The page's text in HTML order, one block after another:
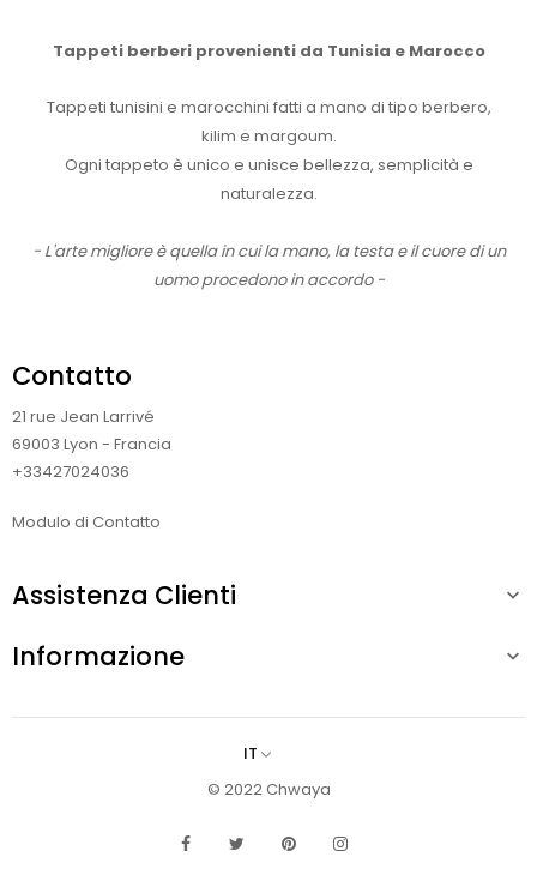
Tappeti berberi provenienti da Tunisia e Marocco
Tappeti tunisini e marocchini fatti a mano di tipo berbero,
kilim e margoum.
Ogni tappeto è unico e unisce bellezza, semplicità e
naturalezza.
- L'arte migliore è quella in cui la mano, la testa e il cuore di un
uomo procedono in accordo -
Contatto
21 rue Jean Larrivé
69003 Lyon - Francia
+33427024036
Modulo di Contatto
Assistenza Clienti 
Informazione 
IT
© 2022 Chwaya